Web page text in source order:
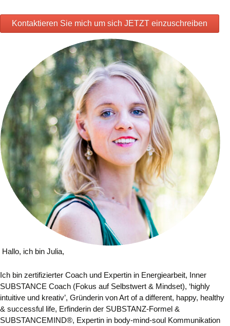
Kontaktieren Sie mich um sich JETZT einzuschreiben
Hallo, ich bin Julia,
Ich bin zertifizierter Coach und Expertin in Energiearbeit, Inner
SUBSTANCE Coach (Fokus auf Selbstwert & Mindset), ‘highly
intuitive und kreativ’, Gründerin von Art of a different, happy, healthy
& successful life, Erfinderin der SUBSTANZ-Formel &
SUBSTANCEMIND®, Expertin in body-mind-soul Kommunikation